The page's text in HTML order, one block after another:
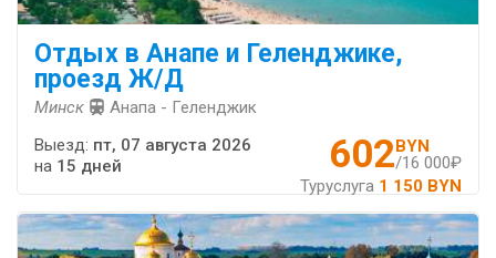
Отдых в Анапе и Геленджике,
проезд Ж/Д
Минск Анапа - Геленджик
602BYN
/16 000₽
Туруслуга 1 150 BYN
Выезд: пт, 07 августа 2026
на 15 дней